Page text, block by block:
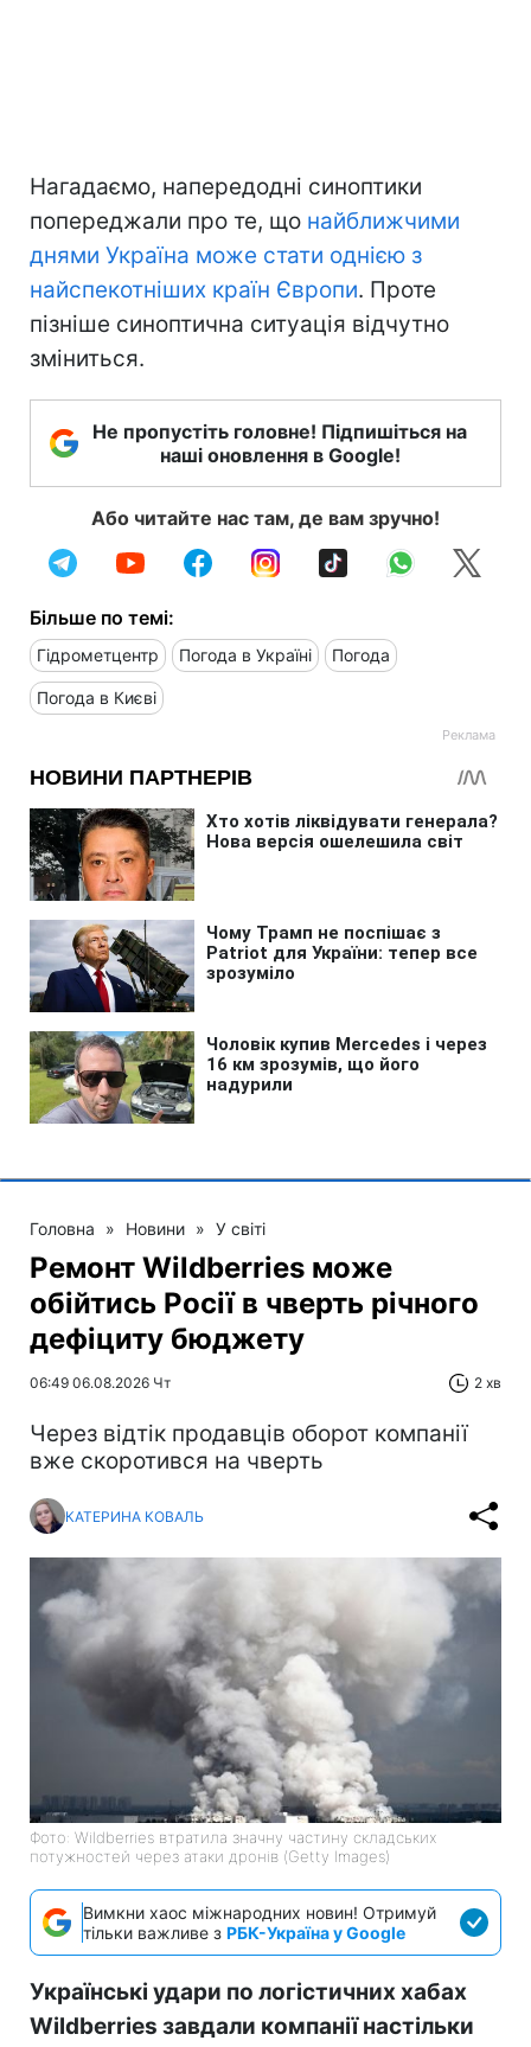
Нагадаємо, напередодні синоптики
попереджали про те, що найближчими
днями Україна може стати однією з
найспекотніших країн Європи. Проте
пізніше синоптична ситуація відчутно
зміниться.
Не пропустіть головне! Підпишіться на
наші оновлення в Google!
Або читайте нас там, де вам зручно!
Більше по темі:
Гідрометцентр Погода в Україні Погода
Погода в Києві
Головна » Новини » У світі
Ремонт Wildberries може
обійтись Росії в чверть річного
дефіциту бюджету
06:49 06.08.2026 Чт 2 хв
Через відтік продавців оборот компанії
вже скоротився на чверть
КАТЕРИНА КОВАЛЬ
Фото: Wildberries втратила значну частину складських
потужностей через атаки дронів (Getty Images)
Вимкни хаос міжнародних новин! Отримуй
тільки важливе з РБК-Україна у Google
Українські удари по логістичних хабах
Wildberries завдали компанії настільки